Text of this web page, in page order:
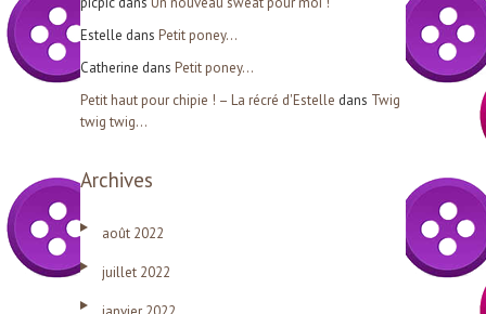
Estelle dans Petit poney…
Catherine dans Petit poney…
Petit haut pour chipie ! – La récré d'Estelle dans Twig
twig twig…
Archives
août 2022
juillet 2022